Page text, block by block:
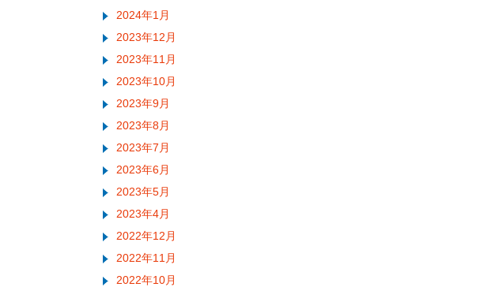
2024年1月
2023年12月
2023年11月
2023年10月
2023年9月
2023年8月
2023年7月
2023年6月
2023年5月
2023年4月
2022年12月
2022年11月
2022年10月